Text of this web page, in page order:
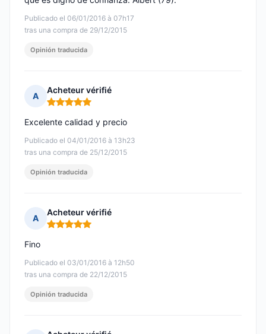
Publicado el 06/01/2016 à 07h17
tras una compra de 29/12/2015
Opinión traducida
A
Acheteur vérifié
Nota: 5 de 5
Publicado el 04/01/2016 à 13h23
tras una compra de 25/12/2015
Excelente calidad y precio
Opinión traducida
A
Acheteur vérifié
Nota: 5 de 5
Publicado el 03/01/2016 à 12h50
tras una compra de 22/12/2015
Fino
Opinión traducida